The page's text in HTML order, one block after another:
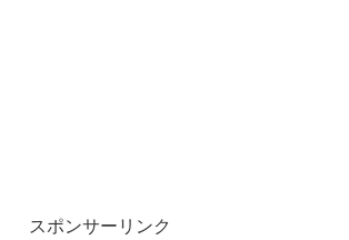
スポンサーリンク